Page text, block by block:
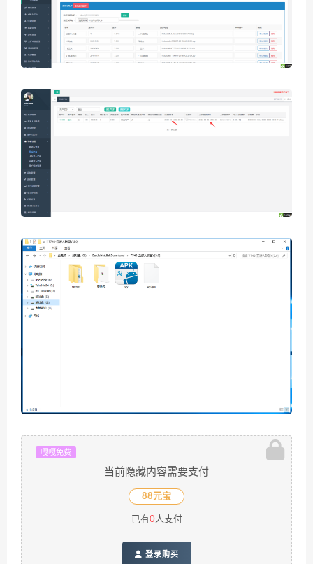
嘎嘎免费
当前隐藏内容需要支付
88元宝
已有0人支付
登录购买